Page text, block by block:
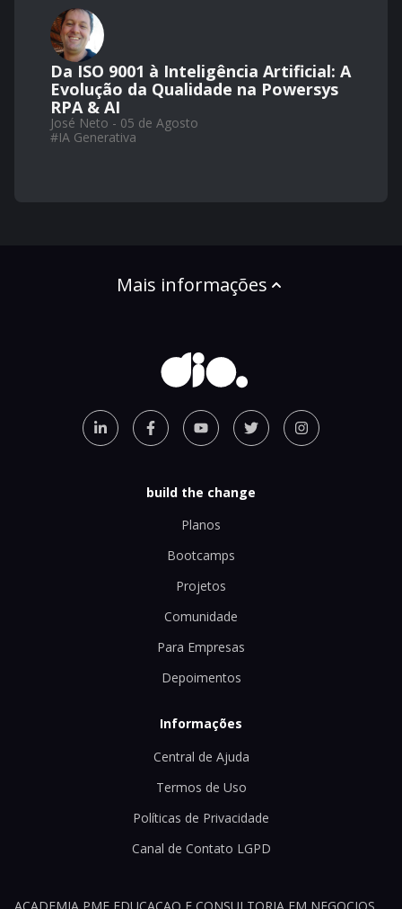
Da ISO 9001 à Inteligência Artificial: A
Evolução da Qualidade na Powersys
RPA & AI
José Neto - 05 de Agosto
#IA Generativa
Mais informações
build the change
Planos
Bootcamps
Projetos
Comunidade
Para Empresas
Depoimentos
Informações
Central de Ajuda
Termos de Uso
Políticas de Privacidade
Canal de Contato LGPD